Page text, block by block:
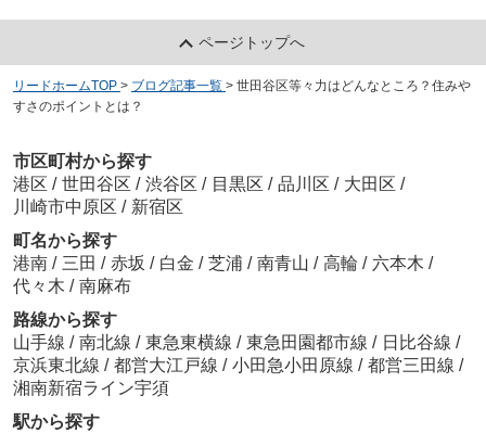
ページトップへ
リードホームTOP > ブログ記事一覧 > 世田谷区等々力はどんなところ？住みや
すさのポイントとは？
市区町村から探す
港区 / 世田谷区 / 渋谷区 / 目黒区 / 品川区 / 大田区 /
川崎市中原区 / 新宿区
町名から探す
港南 / 三田 / 赤坂 / 白金 / 芝浦 / 南青山 / 高輪 / 六本木 /
代々木 / 南麻布
路線から探す
山手線 / 南北線 / 東急東横線 / 東急田園都市線 / 日比谷線 /
京浜東北線 / 都営大江戸線 / 小田急小田原線 / 都営三田線 /
湘南新宿ライン宇須
駅から探す